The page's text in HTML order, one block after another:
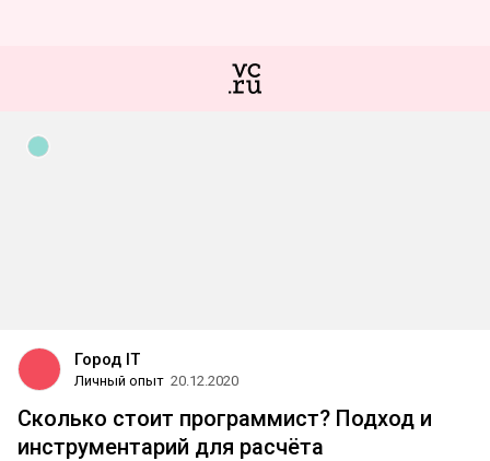
Город IT
Личный опыт 20.12.2020
Сколько стоит программист? Подход и
инструментарий для расчёта